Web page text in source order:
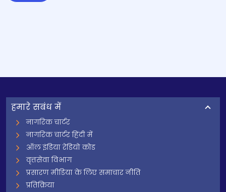
हमारे सबंध में
नागरिक चार्टर
नागरिक चार्टर हिंदी में
ऑल इंडिया रेडियो कोड
वृत्तसेवा विभाग
प्रसारण मीडिया के लिए समाचार नीति
प्रतिक्रिया